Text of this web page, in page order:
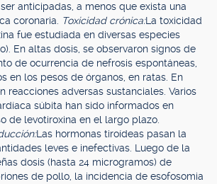
anticipadas, a menos que exista una
coronaria.
Toxicidad crónica:La toxicidad
fue estudiada en diversas especies
En altas dosis, se observaron signos de
de ocurrencia de nefrosis espontáneas,
en los pesos de órganos, en ratas. En
reacciones adversas sustanciales. Varios
súbita han sido informados en
de levotiroxina en el largo plazo.
Las hormonas tiroídeas pasan la
leves e inefectivas. Luego de la
dosis (hasta 24 microgramos) de
de pollo, la incidencia de esofosomia